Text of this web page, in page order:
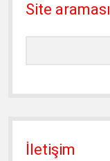
Site araması
İletişim